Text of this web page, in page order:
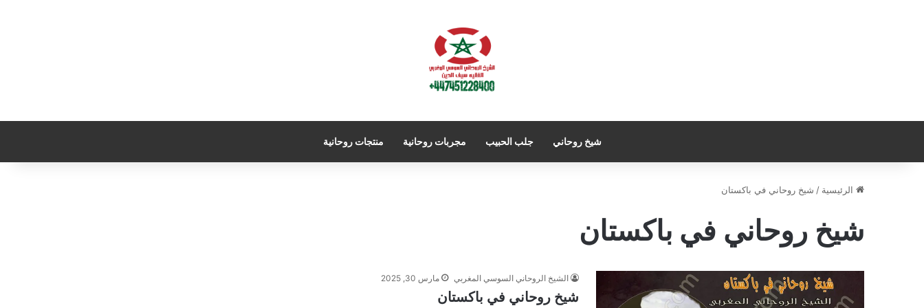
شيخ روحاني جلب الحبيب مجربات روحانية منتجات روحانية
الرئيسية / شيخ روحاني في باكستان
شيخ روحاني في باكستان
الشيخ الروحاني السوسي المغربي مارس 30, 2025
شيخ روحاني في باكستان